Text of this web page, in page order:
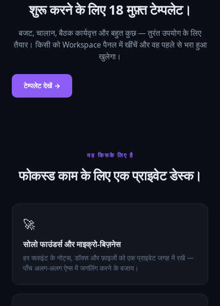
शुरू करने के लिए 18 मुफ़्त टेम्पलेट।
बजट, चालान, बैठक कार्यवृत्त और बहुत कुछ — तुरंत उपयोग के लिए
तैयार। किसी को Workspace पैनल में खींचें और वह पहले से भरा हुआ
खुलेगा।
टेम्पलेट देखें →
यह किसके लिए है
फोकस्ड काम के लिए एक प्राइवेट डेस्क।
🚀
सोलो फाउंडर्स और माइक्रो-बिज़नेस
हर क्लाइंट के नोट्स, डॉक्स और फ़ाइलों को एक प्राइवेट जगह में रखें —
पाँच अलग-अलग ऐप्स में जगलिंग करने के बजाय।